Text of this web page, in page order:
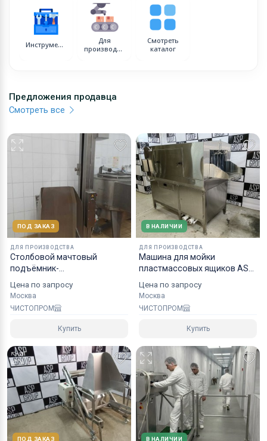
Инструменты
Для
производства
Смотреть
каталог
Предложения продавца
Смотреть все
ПОД ЗАКАЗ
ДЛЯ ПРОИЗВОДСТВА
Столбовой мачтовый
подъёмник-
стационарный
Цена по запросу
Москва
ЧИСТОПРОМ
Купить
В НАЛИЧИИ
ДЛЯ ПРОИЗВОДСТВА
Машина для мойки
пластмассовых ящиков ASP-
Цена по запросу
Москва
ЧИСТОПРОМ
Купить
ПОД ЗАКАЗ В НАЛИЧИИ